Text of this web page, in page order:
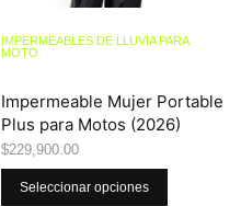
IMPERMEABLES DE LLUVIA PARA
MOTO
Impermeable Mujer Portable
Plus para Motos (2026)
$229,900.00
Seleccionar opciones